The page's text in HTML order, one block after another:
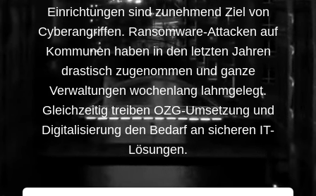
Einrichtungen sind zunehmend Ziel von
Cyberangriffen. Ransomware-Attacken auf
Kommunen haben in den letzten Jahren
drastisch zugenommen und ganze
Verwaltungen wochenlang lahmgelegt.
Gleichzeitig treiben OZG-Umsetzung und
Digitalisierung den Bedarf an sicheren IT-
Lösungen.